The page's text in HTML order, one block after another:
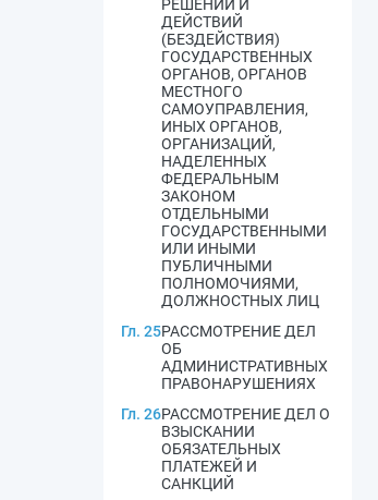
РЕШЕНИЙ И
ДЕЙСТВИЙ
(БЕЗДЕЙСТВИЯ)
ГОСУДАРСТВЕННЫХ
ОРГАНОВ, ОРГАНОВ
МЕСТНОГО
САМОУПРАВЛЕНИЯ,
ИНЫХ ОРГАНОВ,
ОРГАНИЗАЦИЙ,
НАДЕЛЕННЫХ
ФЕДЕРАЛЬНЫМ
ЗАКОНОМ
ОТДЕЛЬНЫМИ
ГОСУДАРСТВЕННЫМИ
ИЛИ ИНЫМИ
ПУБЛИЧНЫМИ
ПОЛНОМОЧИЯМИ,
ДОЛЖНОСТНЫХ ЛИЦ
Гл. 25РАССМОТРЕНИЕ ДЕЛ
ОБ
АДМИНИСТРАТИВНЫХ
ПРАВОНАРУШЕНИЯХ
Гл. 26РАССМОТРЕНИЕ ДЕЛ О
ВЗЫСКАНИИ
ОБЯЗАТЕЛЬНЫХ
ПЛАТЕЖЕЙ И
САНКЦИЙ